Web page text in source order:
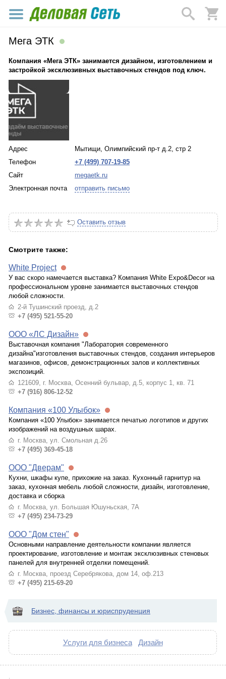
Мега ЭТК
Компания «Мега ЭТК» занимается дизайном, изготовлением и
застройкой эксклюзивных выставочных стендов под ключ.
Адрес
Мытищи, Олимпийский пр-т д.2, стр 2
Телефон
+7 (499) 707-19-85
Сайт
megaetk.ru
Электронная почта
отправить письмо
Оставить отзыв
Смотрите также:
White Project
У вас скоро намечается выставка? Компания White Expo&Decor на
профессиональном уровне занимается выставочных стендов
любой сложности.
2-й Тушинский проезд, д.2
+7 (495) 521-55-20
ООО «ЛС Дизайн»
Выставочная компания "Лаборатория современного
дизайна"изготовления выставочных стендов, создания интерьеров
магазинов, офисов, демонстрационных залов и коллективных
экспозиций.
121609, г. Москва, Осенний бульвар, д.5, корпус 1, кв. 71
+7 (916) 806-12-52
Компания «100 Улыбок»
Компания «100 Улыбок» занимается печатью логотипов и других
изображений на воздушных шарах.
г. Москва, ул. Смольная д.26
+7 (495) 369-45-18
ООО "Дверам"
Кухни, шкафы купе, прихожие на заказ. Кухонный гарнитур на
заказ, кухонная мебель любой сложности, дизайн, изготовление,
доставка и сборка
г. Москва, ул. Большая Юшуньская, 7А
+7 (495) 234-73-29
ООО "Дом стен"
Основными направление деятельности компании является
проектирование, изготовление и монтаж эксклюзивных стеновых
панелей для внутренней отделки помещений.
г. Москва, проезд Серебрякова, дом 14, оф.213
+7 (495) 215-69-20
Бизнес, финансы и юриспруденция
Услуги для бизнеса Дизайн